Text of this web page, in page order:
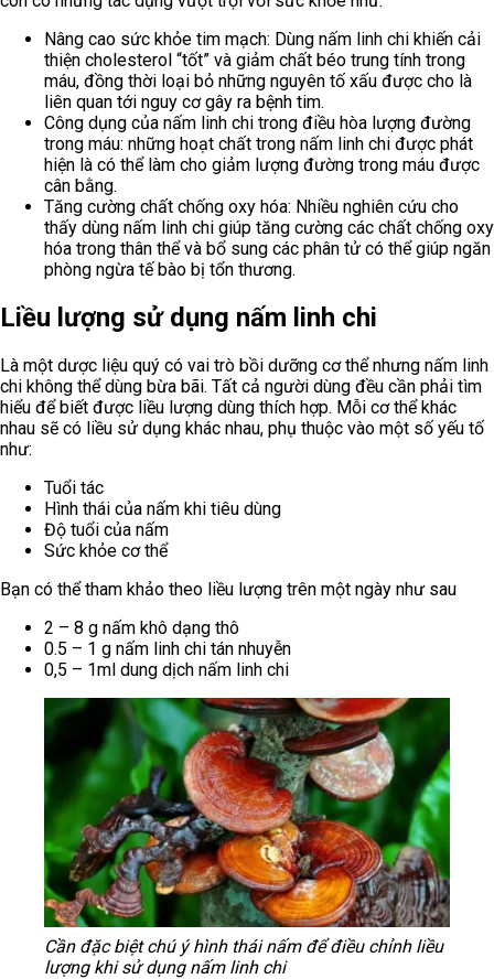
Nâng cao sức khỏe tim mạch: Dùng nấm linh chi khiến cải
thiện cholesterol “tốt” và giảm chất béo trung tính trong
máu, đồng thời loại bỏ những nguyên tố xấu được cho là
liên quan tới nguy cơ gây ra bệnh tim.
Công dụng của nấm linh chi trong điều hòa lượng đường
trong máu: những hoạt chất trong nấm linh chi được phát
hiện là có thể làm cho giảm lượng đường trong máu được
cân bằng.
Tăng cường chất chống oxy hóa: Nhiều nghiên cứu cho
thấy dùng nấm linh chi giúp tăng cường các chất chống oxy
hóa trong thân thể và bổ sung các phân tử có thể giúp ngăn
phòng ngừa tế bào bị tổn thương.
Liều lượng sử dụng nấm linh chi
Là một dược liệu quý có vai trò bồi dưỡng cơ thể nhưng nấm linh
chi không thể dùng bừa bãi. Tất cả người dùng đều cần phải tìm
hiểu để biết được liều lượng dùng thích hợp. Mỗi cơ thể khác
nhau sẽ có liều sử dụng khác nhau, phụ thuộc vào một số yếu tố
như:
Tuổi tác
Hình thái của nấm khi tiêu dùng
Độ tuổi của nấm
Sức khỏe cơ thể
Bạn có thể tham khảo theo liều lượng trên một ngày như sau
2 – 8 g nấm khô dạng thô
0.5 – 1 g nấm linh chi tán nhuyễn
0,5 – 1ml dung dịch nấm linh chi
Cần đặc biệt chú ý hình thái nấm để điều chỉnh liều
lượng khi sử dụng nấm linh chi